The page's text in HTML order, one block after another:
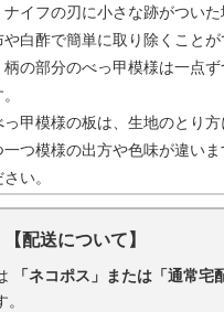
ナイフの刃に小さな跡がつい
や白酢で簡単に取り除くことが
柄の部分のべっ甲模様は一点
っ甲模様の板は、生地のとり
一つ模様の出方や色味が違いま
さい。
【配送について】
「ネコポス」または「通常宅